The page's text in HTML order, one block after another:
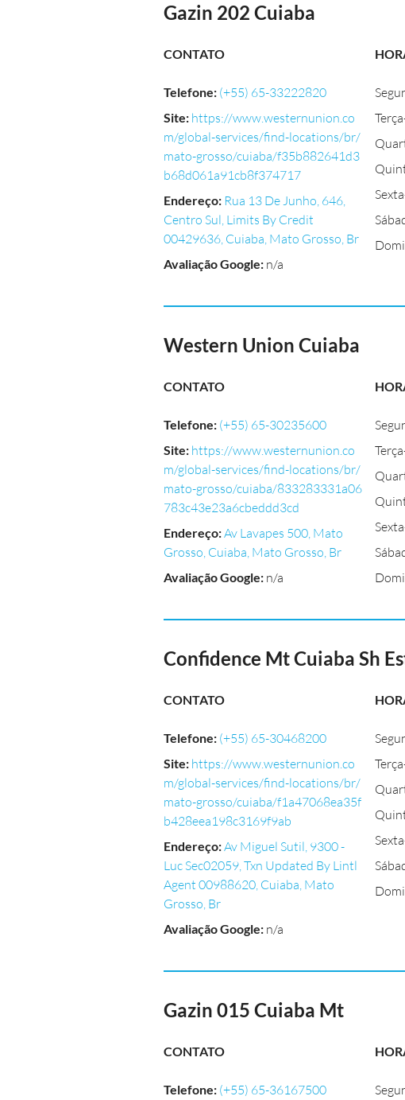
Gazin 202 Cuiaba
CONTATO
Telefone: (+55) 65-33222820
Site: https://www.westernunion.co
m/global-services/find-locations/br/
mato-grosso/cuiaba/f35b882641d3
b68d061a91cb8f374717
Endereço: Rua 13 De Junho, 646,
Centro Sul, Limits By Credit
00429636, Cuiaba, Mato Grosso, Br
Avaliação Google: n/a
Western Union Cuiaba
CONTATO
Telefone: (+55) 65-30235600
Site: https://www.westernunion.co
m/global-services/find-locations/br/
mato-grosso/cuiaba/833283331a06
783c43e23a6cbeddd3cd
Endereço:Av Lavapes 500, Mato
Grosso, Cuiaba, Mato Grosso, Br
Avaliação Google: n/a
Confidence Mt Cuiaba Sh
CONTATO
Telefone: (+55) 65-30468200
Site: https://www.westernunion.co
m/global-services/find-locations/br/
mato-grosso/cuiaba/f1a47068ea35f
b428eea198c3169f9ab
Endereço:Av Miguel Sutil, 9300 -
Luc Sec02059, Txn Updated By Lintl
Agent 00988620, Cuiaba, Mato
Grosso, Br
Avaliação Google: n/a
Gazin 015 Cuiaba Mt
CONTATO
Telefone: (+55) 65-36167500